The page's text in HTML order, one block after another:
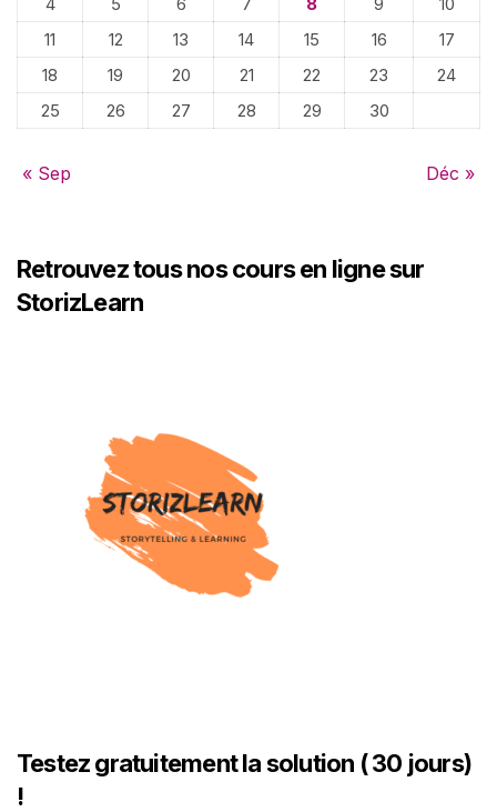
11
12 13 14 15 16
17
18
19 20 21 22 23
24
25
26 27 28 29 30
« Sep Déc »
Retrouvez tous nos cours en ligne sur
StorizLearn
Testez gratuitement la solution ( 30 jours)
!